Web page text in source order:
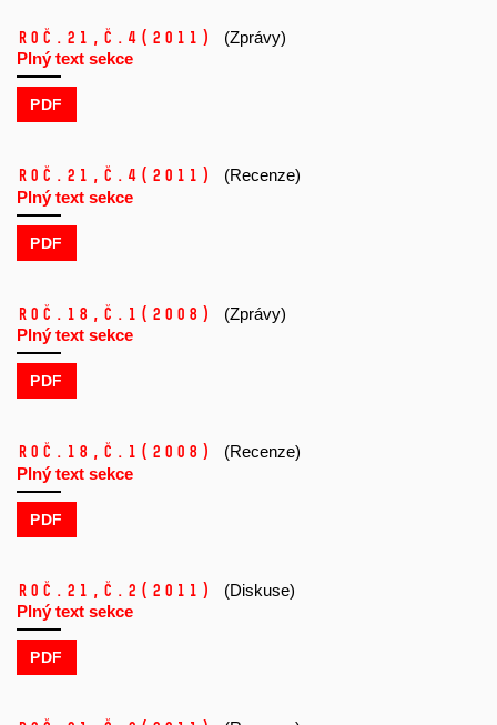
Roč.21, č.4 (2011)
(Zprávy)
Plný text sekce
PDF
Roč.21, č.4 (2011)
(Recenze)
Plný text sekce
PDF
Roč.18, č.1 (2008)
(Zprávy)
Plný text sekce
PDF
Roč.18, č.1 (2008)
(Recenze)
Plný text sekce
PDF
Roč.21, č.2 (2011)
(Diskuse)
Plný text sekce
PDF